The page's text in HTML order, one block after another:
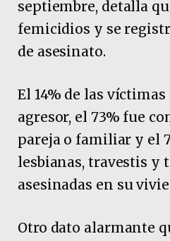
septiembre, detalla
femicidios y se
de asesinato.
El 14% de las
agresor, el 73% fue
pareja o familiar y el
lesbianas, travestis y
asesinadas en su
Otro dato alarmante